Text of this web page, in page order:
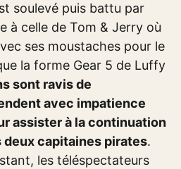
soulevé puis battu par
à celle de Tom & Jerry où
ses moustaches pour le
la forme Gear 5 de Luffy
sont ravis de
avec impatience
assister à la continuation
capitaines pirates.
les téléspectateurs